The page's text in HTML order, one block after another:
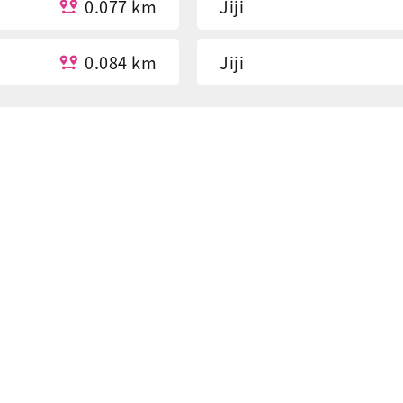
0.077 km Jiji
0.084 km Jiji